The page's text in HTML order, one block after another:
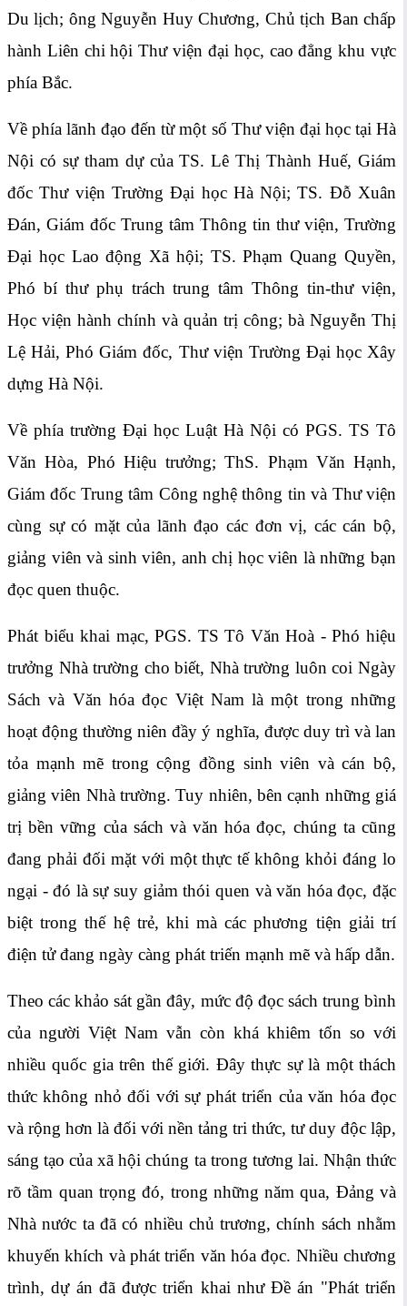
Du lịch; ông Nguyễn Huy Chương, Chủ tịch Ban chấp
hành Liên chi hội Thư viện đại học, cao đẳng khu vực
phía Bắc.
Về phía lãnh đạo đến từ một số Thư viện đại học tại Hà
Nội có sự tham dự của TS. Lê Thị Thành Huế, Giám
đốc Thư viện Trường Đại học Hà Nội; TS. Đỗ Xuân
Đán, Giám đốc Trung tâm Thông tin thư viện, Trường
Đại học Lao động Xã hội; TS. Phạm Quang Quyền,
Phó bí thư phụ trách trung tâm Thông tin-thư viện,
Học viện hành chính và quản trị công; bà Nguyễn Thị
Lệ Hải, Phó Giám đốc, Thư viện Trường Đại học Xây
dựng Hà Nội.
Về phía trường Đại học Luật Hà Nội có PGS. TS Tô
Văn Hòa, Phó Hiệu trưởng; ThS. Phạm Văn Hạnh,
Giám đốc Trung tâm Công nghệ thông tin và Thư viện
cùng sự có mặt của lãnh đạo các đơn vị, các cán bộ,
giảng viên và sinh viên, anh chị học viên là những bạn
đọc quen thuộc.
Phát biểu khai mạc, PGS. TS Tô Văn Hoà - Phó hiệu
trưởng Nhà trường cho biết, Nhà trường luôn coi Ngày
Sách và Văn hóa đọc Việt Nam là một trong những
hoạt động thường niên đầy ý nghĩa, được duy trì và lan
tỏa mạnh mẽ trong cộng đồng sinh viên và cán bộ,
giảng viên Nhà trường. Tuy nhiên, bên cạnh những giá
trị bền vững của sách và văn hóa đọc, chúng ta cũng
đang phải đối mặt với một thực tế không khỏi đáng lo
ngại - đó là sự suy giảm thói quen và văn hóa đọc, đặc
biệt trong thế hệ trẻ, khi mà các phương tiện giải trí
điện tử đang ngày càng phát triến mạnh mẽ và hấp dẫn.
Theo các khảo sát gần đây, mức độ đọc sách trung bình
của người Việt Nam vẫn còn khá khiêm tốn so với
nhiều quốc gia trên thế giới. Đây thực sự là một thách
thức không nhỏ đối với sự phát triển của văn hóa đọc
và rộng hơn là đối với nền tảng tri thức, tư duy độc lập,
sáng tạo của xã hội chúng ta trong tương lai. Nhận thức
rõ tầm quan trọng đó, trong những năm qua, Đảng và
Nhà nước ta đã có nhiều chủ trương, chính sách nhằm
khuyến khích và phát triển văn hóa đọc. Nhiều chương
trình, dự án đã được triển khai như Đề án "Phát triển